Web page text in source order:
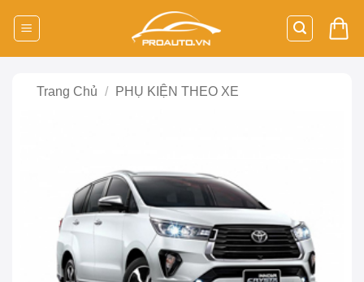
Trang Chủ / PHỤ KIỆN THEO XE